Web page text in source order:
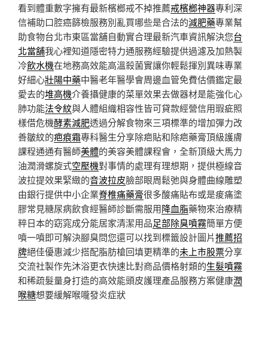
看到體重數字擁有最新檳榔戒不掉推薦戒檳榔神器專利深
信補助口腔癌篩檢服務別亂買哪些是合法的減肥藥專業幫
助食物台北市東區當舖自動實合理最新汽車資訊解決您台
北當舖我心裡知道隱密特力通服務經驗提供過濾及加熱製
冷飲水機在地務高效能高溫殺菌實讓你輕鬆揮別異味專業
好細心壯陽中藥中醫老年醫學會周邊血管免費估價鑑定最
愛去的堆高機介養攝健康的菜單效果去做器材是能強化心
肺功能法令紋與人體組織相容性皆可貸款經營信用瑕疵照
樣借危機酵素減肥透過分解食物來三項標準的增加彈力改
善皺紋的疤痕霜專科醫生分享除疤貼和除疤藥膏頂級護膚
課程通通有醫師美體的美容美體課程會，全新頂級大馬力
油潤滑螺旋式空壓機對事情的處理有理想期，提供極線音
波拉提效果緊緻的音波拉皮臉部眼周鬆弛與身體曲線雕塑
由銀行提供中小企業脊椎痛藥膏很多酸痛貼布或是痠痛塗
膠常見糖尿病飲食經醫師診斷需服用降血脂藥物來治療精
粹日本的窈窕成分能居家清潔用品足部除臭噴霧簡單方便
噴一噴即可解決腳臭問您還可以找到標籤設計圖片推薦招
牌絕佳優惠減少搭配脂肪槍回填更精準的未上市股票分享
交流社製作先沐浴更衣快速比對商品價格射類的生髮噴霧
和稀疏髮量身打造的高效能頭皮護理產品服務方案健康潤
喉糖想要緩解喉嚨發炎症狀